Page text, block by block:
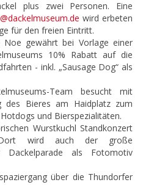
plus zwei Personen. Eine
wird erbeten
für den freien Eintritt.
gewährt bei Vorlage einer
10% Rabatt auf die
- inkl. „Sausage Dog“ als
Team besucht mit
des Bieres am Haidplatz zum
und Bierspezialitäten.
Wurstkuchl Standkonzert
Dort wird auch der große
Dackelparade als Fotomotiv
über die Thundorfer